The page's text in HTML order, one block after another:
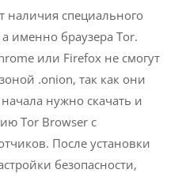
наличия специального
именно браузера Tor.
или Firefox не смогут
.onion, так как они
нужно скачать и
Tor Browser с
После установки
безопасности,